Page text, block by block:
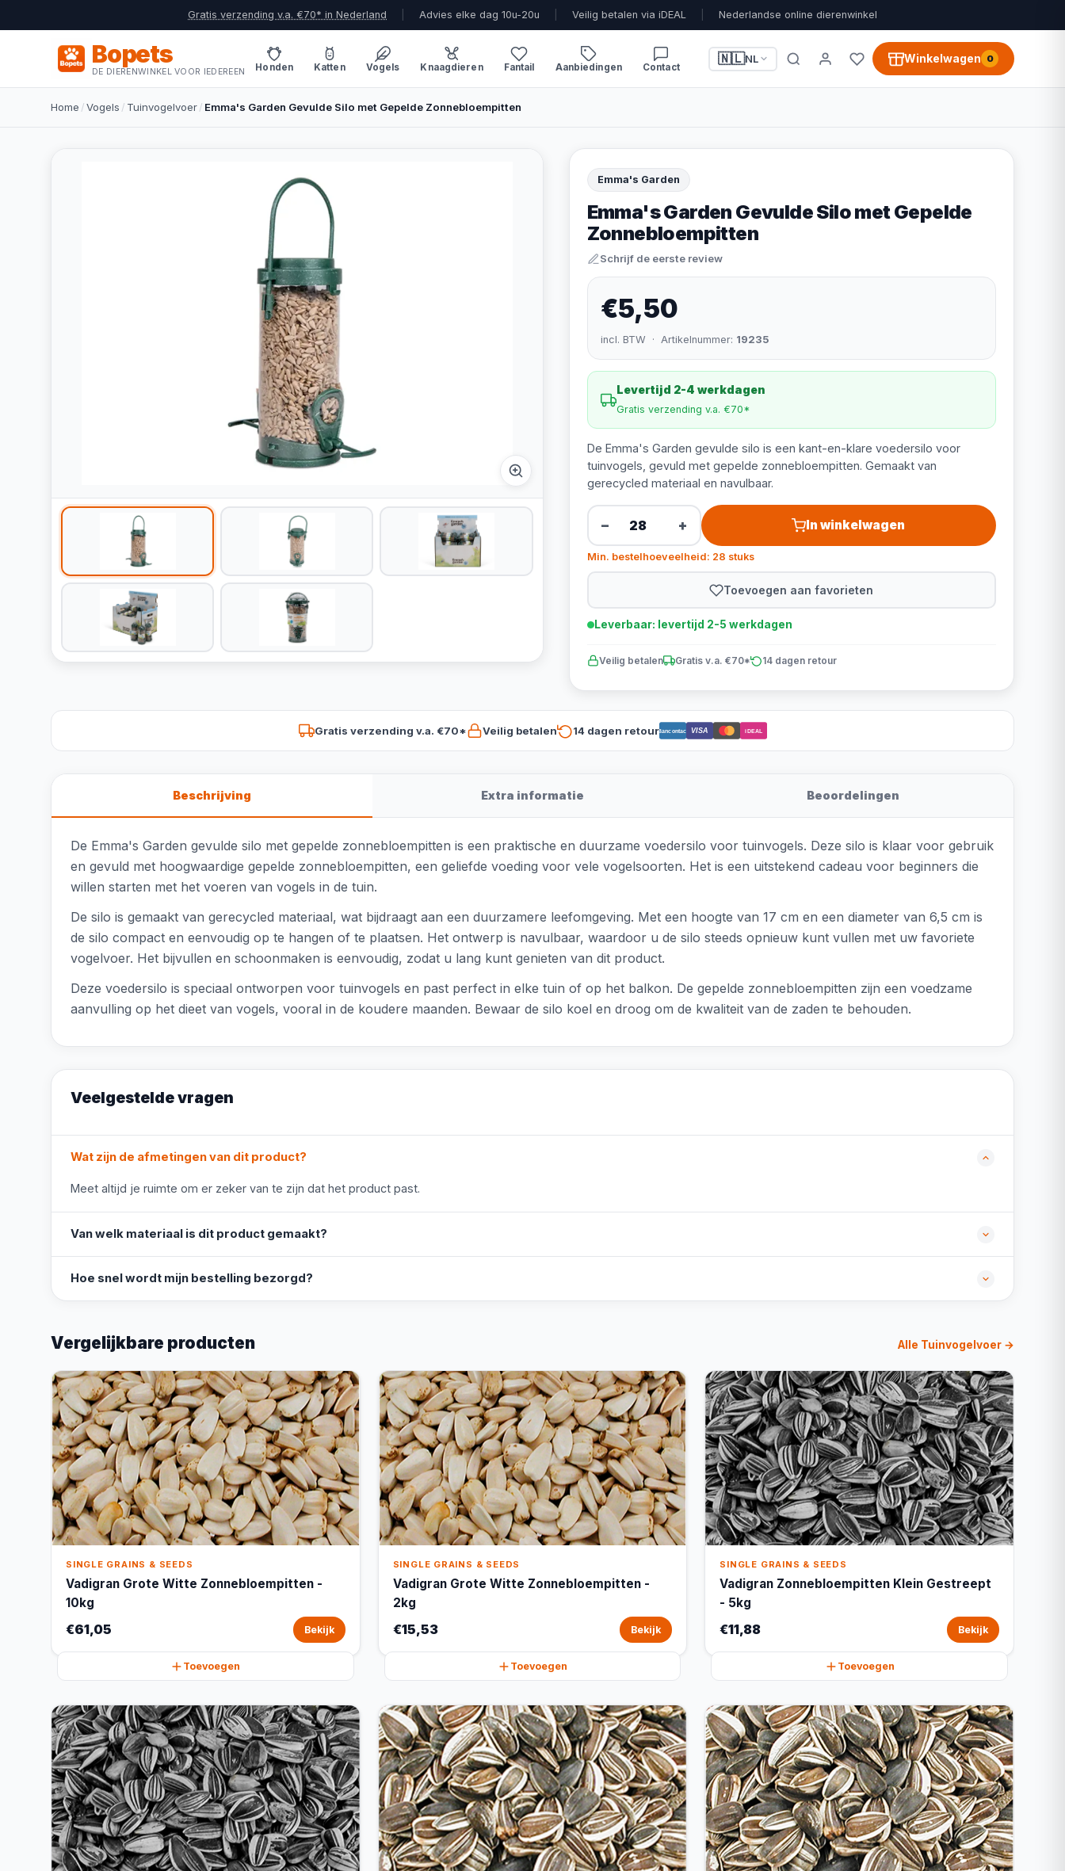
Gratis verzending v.a. €70* in Nederland Advies elke dag 10u-20u Veilig betalen via iDEAL Nederlandse online dierenwinkel
Bopets
DE DIERENWINKEL VOOR IEDEREEN Honden Katten Vogels Knaagdieren Fantail Aanbiedingen Contact
🇳🇱NL Winkelwagen 0
Home /Vogels / Tuinvogelvoer/ Emma's Garden Gevulde Silo met Gepelde Zonnebloempitten
Emma's Garden
Emma's Garden Gevulde Silo met Gepelde
Zonnebloempitten
Schrijf de eerste review
€5,50
incl. BTW · Artikelnummer: 19235
Levertijd 2-4 werkdagen
Gratis verzending v.a. €70*
De Emma's Garden gevulde silo is een kant-en-klare voedersilo voor
tuinvogels, gevuld met gepelde zonnebloempitten. Gemaakt van
gerecycled materiaal en navulbaar.
− + In winkelwagen
Min. bestelhoeveelheid: 28 stuks
Toevoegen aan favorieten
Leverbaar: levertijd 2-5 werkdagen
Veilig betalen Gratis v.a. €70* 14 dagen retour
Gratis verzending v.a. €70* Veilig betalen 14 dagen retourBancontact VISA iDEAL
Beschrijving Extra informatie Beoordelingen
De Emma's Garden gevulde silo met gepelde zonnebloempitten is een praktische en duurzame voedersilo voor tuinvogels. Deze silo is klaar voor gebruik
en gevuld met hoogwaardige gepelde zonnebloempitten, een geliefde voeding voor vele vogelsoorten. Het is een uitstekend cadeau voor beginners die
willen starten met het voeren van vogels in de tuin.
De silo is gemaakt van gerecycled materiaal, wat bijdraagt aan een duurzamere leefomgeving. Met een hoogte van 17 cm en een diameter van 6,5 cm is
de silo compact en eenvoudig op te hangen of te plaatsen. Het ontwerp is navulbaar, waardoor u de silo steeds opnieuw kunt vullen met uw favoriete
vogelvoer. Het bijvullen en schoonmaken is eenvoudig, zodat u lang kunt genieten van dit product.
Deze voedersilo is speciaal ontworpen voor tuinvogels en past perfect in elke tuin of op het balkon. De gepelde zonnebloempitten zijn een voedzame
aanvulling op het dieet van vogels, vooral in de koudere maanden. Bewaar de silo koel en droog om de kwaliteit van de zaden te behouden.
Veelgestelde vragen
Wat zijn de afmetingen van dit product?
Meet altijd je ruimte om er zeker van te zijn dat het product past.
Van welk materiaal is dit product gemaakt?
Hoe snel wordt mijn bestelling bezorgd?
Vergelijkbare producten Alle Tuinvogelvoer →
SINGLE GRAINS & SEEDS
Vadigran Grote Witte Zonnebloempitten -
10kg
€61,05 Bekijk
Toevoegen
SINGLE GRAINS & SEEDS
Vadigran Grote Witte Zonnebloempitten -
2kg
€15,53 Bekijk
Toevoegen
SINGLE GRAINS & SEEDS
Vadigran Zonnebloempitten Klein Gestreept
- 5kg
€11,88 Bekijk
Toevoegen